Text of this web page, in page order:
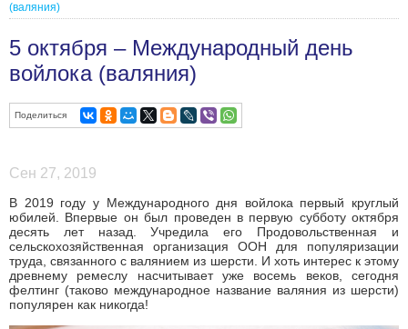
(валяния)
5 октября – Международный день
войлока (валяния)
Поделиться
Сен 27, 2019
В 2019 году у Международного дня войлока первый круглый
юбилей. Впервые он был проведен в первую субботу октября
десять лет назад. Учредила его Продовольственная и
сельскохозяйственная организация ООН для популяризации
труда, связанного с валянием из шерсти. И хоть интерес к этому
древнему ремеслу насчитывает уже восемь веков, сегодня
фелтинг (таково международное название валяния из шерсти)
популярен как никогда!